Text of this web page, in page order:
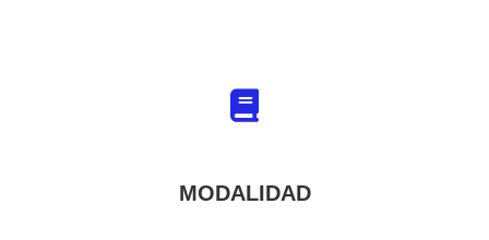
MODALIDAD